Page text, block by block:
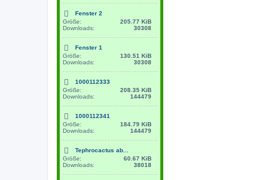
Fenster 2
Größe:
205.77 KiB
Downloads:
30308
Fenster 1
Größe:
130.51 KiB
Downloads:
30308
1000112333
Größe:
208.35 KiB
Downloads:
144479
1000112341
Größe:
184.79 KiB
Downloads:
144479
Tephrocactus ab...
Größe:
60.67 KiB
Downloads:
38018